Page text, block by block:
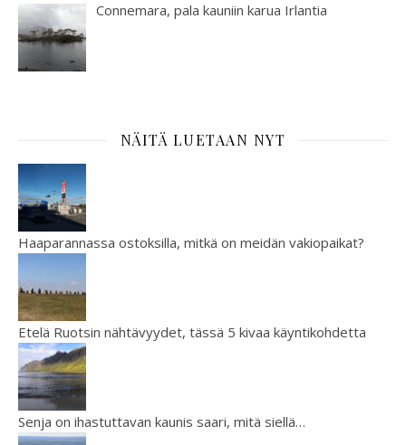
Connemara, pala kauniin karua Irlantia
NÄITÄ LUETAAN NYT
Haaparannassa ostoksilla, mitkä on meidän vakiopaikat?
Etelä Ruotsin nähtävyydet, tässä 5 kivaa käyntikohdetta
Senja on ihastuttavan kaunis saari, mitä siellä…